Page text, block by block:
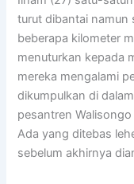
turut dibantai namun
beberapa kilometer
menuturkan kepada
mereka mengalami
dikumpulkan di
pesantren
Ada yang ditebas
sebelum akhirnya